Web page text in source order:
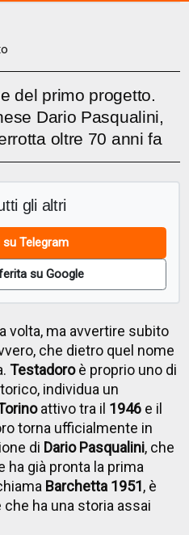
del primo progetto.
Dario Pasqualini,
oltre 70 anni fa
gli altri
su Telegram
su Google
volta, ma avvertire subito
che dietro quel nome
Testadoroè proprio uno di
individua un
attivo tra il 1946 e il
torna ufficialmente in
di Dario Pasqualini, che
ha già pronta la prima
Barchetta 1951, è
ha una storia assai